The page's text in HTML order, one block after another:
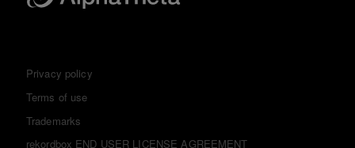
Privacy policy
Terms of use
Trademarks
rekordbox END USER LICENSE AGREEMENT